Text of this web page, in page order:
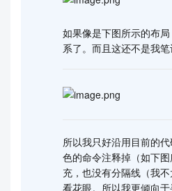
如果像是下图所示的布
系了。而且这还不是我笔
所以我只好沿用目前的
色的命令注释掉（如下
充，也没有分隔线（我
看花眼。所以我更倾向